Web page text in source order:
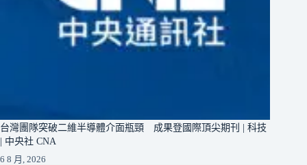
台灣團隊突破二維半導體介面瓶頸 成果登國際頂尖期刊 | 科技
| 中央社 CNA
6 8 月, 2026